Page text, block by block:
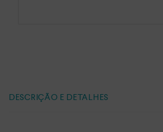
DESCRIÇÃO E DETALHES